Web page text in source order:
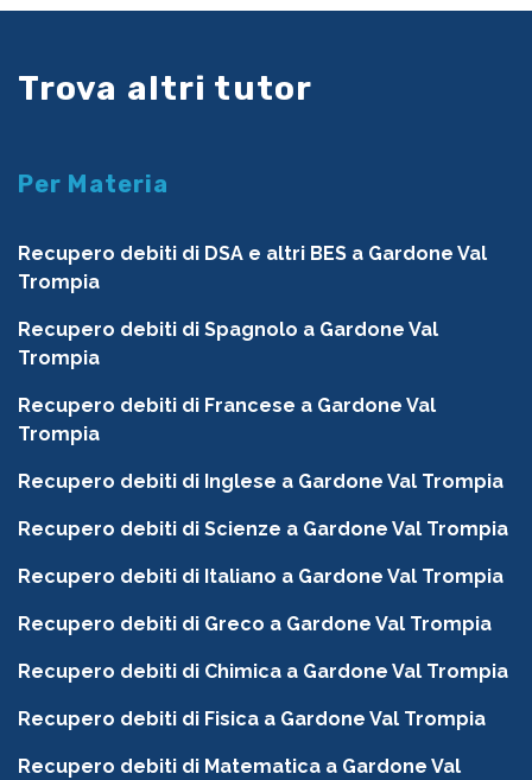
Trova altri tutor
Per Materia
Recupero debiti di DSA e altri BES a Gardone Val
Trompia
Recupero debiti di Spagnolo a Gardone Val
Trompia
Recupero debiti di Francese a Gardone Val
Trompia
Recupero debiti di Inglese a Gardone Val Trompia
Recupero debiti di Scienze a Gardone Val Trompia
Recupero debiti di Italiano a Gardone Val Trompia
Recupero debiti di Greco a Gardone Val Trompia
Recupero debiti di Chimica a Gardone Val Trompia
Recupero debiti di Fisica a Gardone Val Trompia
Recupero debiti di Matematica a Gardone Val